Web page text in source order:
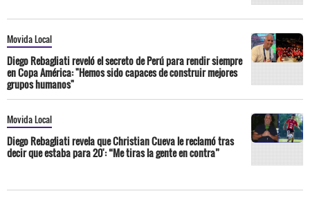
Movida Local
Diego Rebagliati reveló el secreto de Perú para rendir siempre
en Copa América: "Hemos sido capaces de construir mejores
grupos humanos"
Movida Local
Diego Rebagliati revela que Christian Cueva le reclamó tras
decir que estaba para 20': “Me tiras la gente en contra”